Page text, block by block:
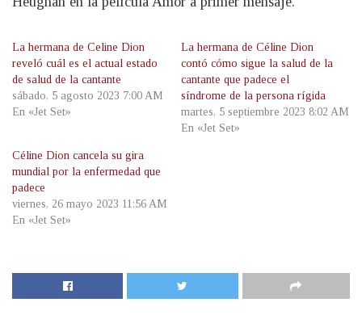
La hermana de Celine Dion
reveló cuál es el actual estado
de salud de la cantante
sábado, 5 agosto 2023 7:00 AM
En «Jet Set»
La hermana de Céline Dion
contó cómo sigue la salud de la
cantante que padece el
síndrome de la persona rígida
martes, 5 septiembre 2023 8:02 AM
En «Jet Set»
Céline Dion cancela su gira
mundial por la enfermedad que
padece
viernes, 26 mayo 2023 11:56 AM
En «Jet Set»